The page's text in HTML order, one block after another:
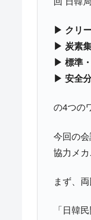
▶ クリ
▶ 炭素
▶ 標準・
▶ 安全
の4つの
今回の
協力メ
まず、
「日韓